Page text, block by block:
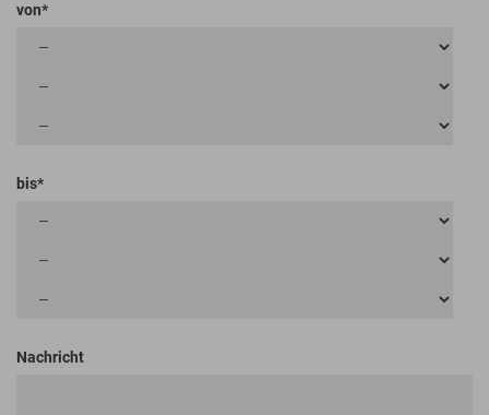
von
bis
Nachricht